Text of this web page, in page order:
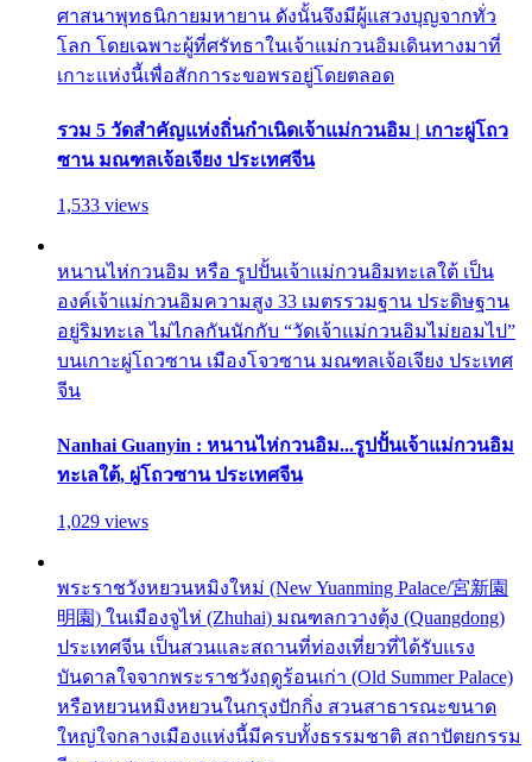
ศาสนาพุทธนิกายมหายาน ดังนั้นจึงมีผู้แสวงบุญจากทั่ว
โลก โดยเฉพาะผู้ที่ศรัทธาในเจ้าแม่กวนอิมเดินทางมาที่
เกาะแห่งนี้เพื่อสักการะขอพรอยู่โดยตลอด
รวม 5 วัดสำคัญแห่งถิ่นกำเนิดเจ้าแม่กวนอิม | เกาะผู่โถว
ซาน มณฑลเจ้อเจียง ประเทศจีน
1,533 views
หนานไห่กวนอิม หรือ รูปปั้นเจ้าแม่กวนอิมทะเลใต้ เป็น
องค์เจ้าแม่กวนอิมความสูง 33 เมตรรวมฐาน ประดิษฐาน
อยู่ริมทะเล ไม่ไกลกันนักกับ “วัดเจ้าแม่กวนอิมไม่ยอมไป”
บนเกาะผู่โถวซาน เมืองโจวซาน มณฑลเจ้อเจียง ประเทศ
จีน
Nanhai Guanyin : หนานไห่กวนอิม...รูปปั้นเจ้าแม่กวนอิม
ทะเลใต้, ผู่โถวซาน ประเทศจีน
1,029 views
พระราชวังหยวนหมิงใหม่ (New Yuanming Palace/宮新園
明園) ในเมืองจูไห่ (Zhuhai) มณฑลกวางตุ้ง (Quangdong)
ประเทศจีน เป็นสวนและสถานที่ท่องเที่ยวที่ได้รับแรง
บันดาลใจจากพระราชวังฤดูร้อนเก่า (Old Summer Palace)
หรือหยวนหมิงหยวนในกรุงปักกิ่ง สวนสาธารณะขนาด
ใหญ่ใจกลางเมืองแห่งนี้มีครบทั้งธรรมชาติ สถาปัตยกรรม